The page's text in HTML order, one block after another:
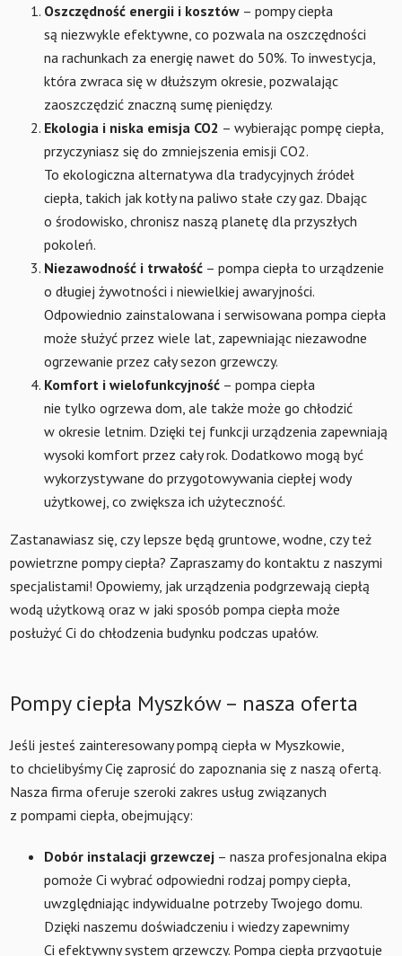
Oszczędność energii i kosztów– pompy ciepła
są niezwykle efektywne, co pozwala na oszczędności
na rachunkach za energię nawet do 50%. To inwestycja,
która zwraca się w dłuższym okresie, pozwalając
zaoszczędzić znaczną sumę pieniędzy.
Ekologia i niska emisja CO2 – wybierając pompę ciepła,
przyczyniasz się do zmniejszenia emisji CO2.
To ekologiczna alternatywa dla tradycyjnych źródeł
ciepła, takich jak kotły na paliwo stałe czy gaz. Dbając
o środowisko, chronisz naszą planetę dla przyszłych
pokoleń.
Niezawodność i trwałość– pompa ciepła to urządzenie
o długiej żywotności i niewielkiej awaryjności.
Odpowiednio zainstalowana i serwisowana pompa ciepła
może służyć przez wiele lat, zapewniając niezawodne
ogrzewanie przez cały sezon grzewczy.
Komfort i wielofunkcyjność– pompa ciepła
nie tylko ogrzewa dom, ale także może go chłodzić
w okresie letnim. Dzięki tej funkcji urządzenia zapewniają
wysoki komfort przez cały rok. Dodatkowo mogą być
wykorzystywane do przygotowywania ciepłej wody
użytkowej, co zwiększa ich użyteczność.
Zastanawiasz się, czy lepsze będą gruntowe, wodne, czy też
powietrzne pompy ciepła? Zapraszamy do kontaktu z naszymi
specjalistami! Opowiemy, jak urządzenia podgrzewają ciepłą
wodą użytkową oraz w jaki sposób pompa ciepła może
posłużyć Ci do chłodzenia budynku podczas upałów.
Pompy ciepła Myszków – nasza oferta
Jeśli jesteś zainteresowany pompą ciepła w Myszkowie,
to chcielibyśmy Cię zaprosić do zapoznania się z naszą ofertą.
Nasza firma oferuje szeroki zakres usług związanych
z pompami ciepła, obejmujący:
Dobór instalacji grzewczej– nasza profesjonalna ekipa
pomoże Ci wybrać odpowiedni rodzaj pompy ciepła,
uwzględniając indywidualne potrzeby Twojego domu.
Dzięki naszemu doświadczeniu i wiedzy zapewnimy
Ci efektywny system grzewczy. Pompa ciepła przygotuje